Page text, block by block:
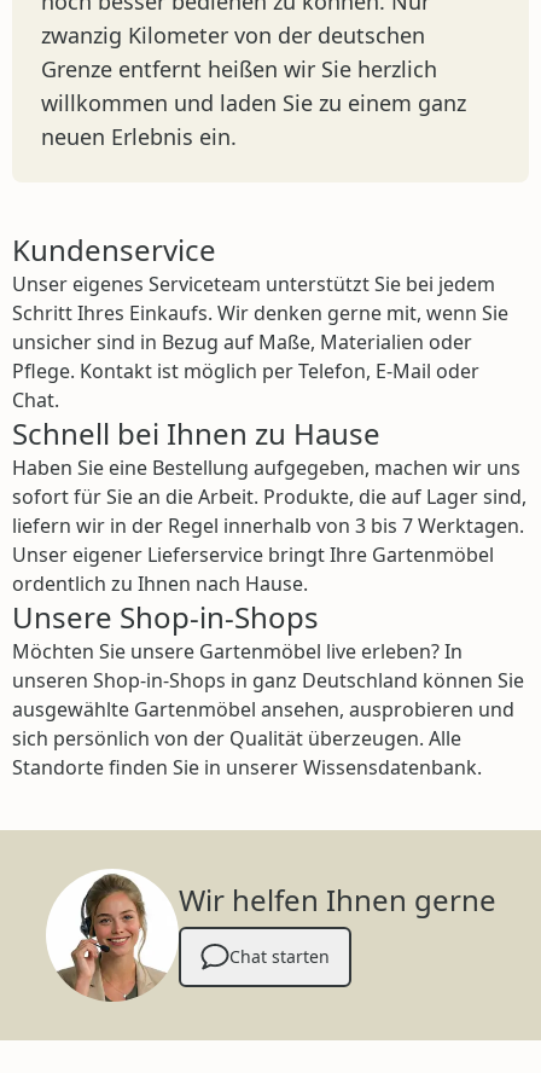
Können die Loungekissen
draußen bleiben?
zwanzig Kilometer von der deutschen
Grenze entfernt heißen wir Sie herzlich
willkommen und laden Sie zu einem ganz
neuen Erlebnis ein.
Kundenservice
Unser eigenes Serviceteam unterstützt Sie bei jedem
Schritt Ihres Einkaufs. Wir denken gerne mit, wenn Sie
unsicher sind in Bezug auf Maße, Materialien oder
Pflege. Kontakt ist möglich per Telefon, E-Mail oder
Chat.
Schnell bei Ihnen zu Hause
Haben Sie eine Bestellung aufgegeben, machen wir uns
sofort für Sie an die Arbeit. Produkte, die auf Lager sind,
liefern wir in der Regel innerhalb von 3 bis 7 Werktagen.
Unser eigener Lieferservice bringt Ihre Gartenmöbel
ordentlich zu Ihnen nach Hause.
Unsere Shop-in-Shops
Möchten Sie unsere Gartenmöbel live erleben? In
unseren Shop-in-Shops in ganz Deutschland können Sie
ausgewählte Gartenmöbel ansehen, ausprobieren und
sich persönlich von der Qualität überzeugen. Alle
Standorte finden Sie in unserer Wissensdatenbank.
Wir helfen Ihnen gerne
Chat starten